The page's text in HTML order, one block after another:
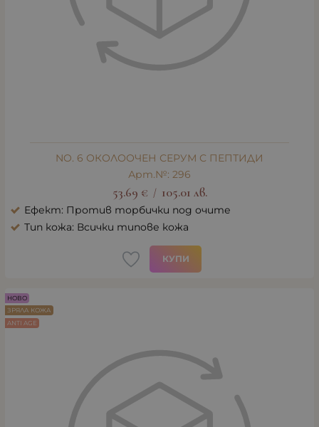
NO. 6 ОКОЛООЧЕН СЕРУМ С ПЕПТИДИ
Арт.№: 296
53.69 € / 105.01 лв.
Ефект: Против торбички под очите
Тип кожа: Всички типове кожа
КУПИ
НОВО
ЗРЯЛА КОЖА
ANTI AGE